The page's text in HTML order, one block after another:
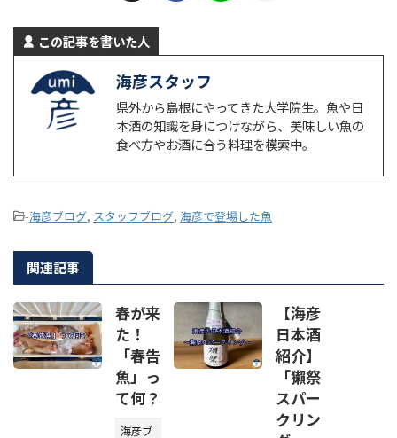
この記事を書いた人
海彦スタッフ
県外から島根にやってきた大学院生。魚や日
本酒の知識を身につけながら、美味しい魚の
食べ方やお酒に合う料理を模索中。
-海彦ブログ, スタッフブログ, 海彦で登場した魚
関連記事
春が来
た！
「春告
魚」っ
て何？
海彦ブ
【海彦
日本酒
紹介】
「獺祭
スパー
クリン